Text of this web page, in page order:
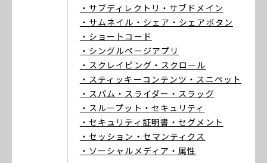
・サブディレクトリ ・サブドメイン
・サムネイル ・シェア ・シェアボタン
・ショートコード
・シングルページアプリ
・スクレイピング ・スクロール
・スティッキーコンテンツ ・スニペット
・スパム ・スライダー ・スラッグ
・スループット ・セキュリティ
・セキュリティ証明書 ・セグメント
・セッション ・セマンティクス
・ソーシャルメディア ・属性